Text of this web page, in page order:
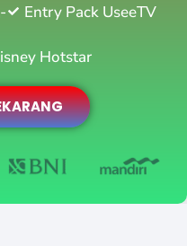
Entry Pack UseeTV
Hotstar